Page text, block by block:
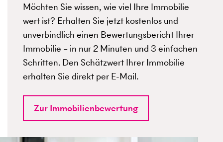
Möchten Sie wissen, wie viel Ihre Immobilie
wert ist? Erhalten Sie jetzt kostenlos und
unverbindlich einen Bewertungsbericht Ihrer
Immobilie – in nur 2 Minuten und 3 einfachen
Schritten. Den Schätzwert Ihrer Immobilie
erhalten Sie direkt per E-Mail.
Zur Immobilienbewertung